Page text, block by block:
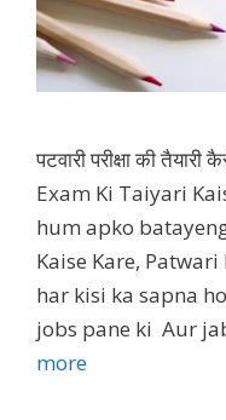
पटवारी परीक्षा की
Exam Ki Taiyari
hum apko
Kaise Kare,
har kisi ka sapna
jobs pane ki Aur
more